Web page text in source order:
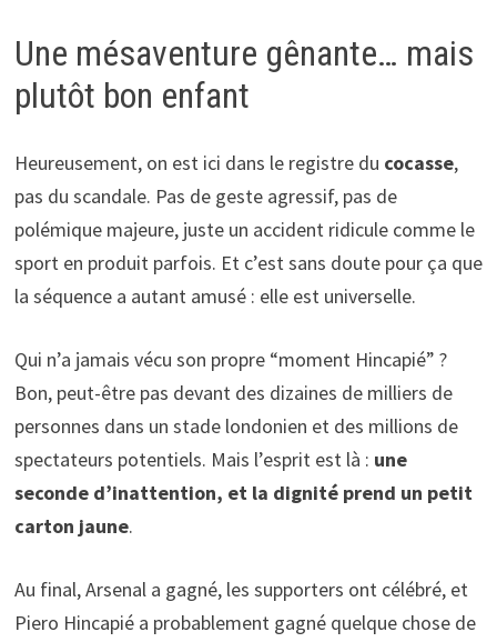
Une mésaventure gênante… mais
plutôt bon enfant
Heureusement, on est ici dans le registre du cocasse,
pas du scandale. Pas de geste agressif, pas de
polémique majeure, juste un accident ridicule comme le
sport en produit parfois. Et c’est sans doute pour ça que
la séquence a autant amusé : elle est universelle.
Qui n’a jamais vécu son propre “moment Hincapié” ?
Bon, peut-être pas devant des dizaines de milliers de
personnes dans un stade londonien et des millions de
spectateurs potentiels. Mais l’esprit est là : une
seconde d’inattention, et la dignité prend un petit
carton jaune.
Au final, Arsenal a gagné, les supporters ont célébré, et
Piero Hincapié a probablement gagné quelque chose de